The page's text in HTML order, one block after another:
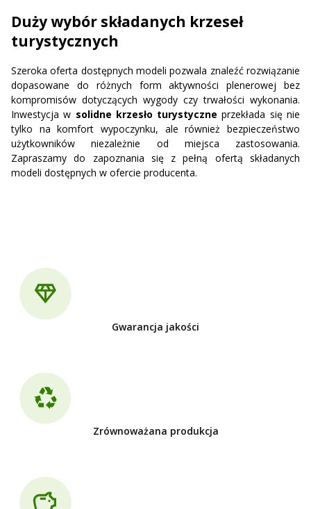
Duży wybór składanych krzeseł
turystycznych
Szeroka oferta dostępnych modeli pozwala znaleźć rozwiązanie
dopasowane do różnych form aktywności plenerowej bez
kompromisów dotyczących wygody czy trwałości wykonania.
Inwestycja w solidne krzesło turystyczne przekłada się nie
tylko na komfort wypoczynku, ale również bezpieczeństwo
użytkowników niezależnie od miejsca zastosowania.
Zapraszamy do zapoznania się z pełną ofertą składanych
modeli dostępnych w ofercie producenta.
Gwarancja jakości
Zrównoważana produkcja